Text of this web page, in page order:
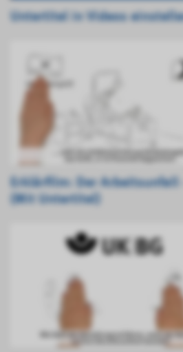
Untertitel in Videos
Erklärfilm: Der Arbeitsunfall
(Mit Untertitel)